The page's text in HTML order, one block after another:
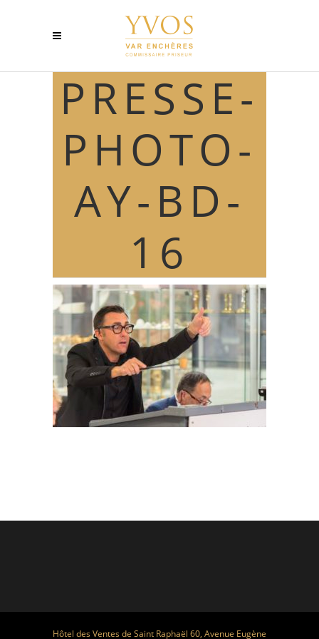
PRESSE-
PHOTO-
AY-BD-
16
PRESSE-PHOTO-AY-BD-16
1 juin 2016
Hôtel des Ventes de Saint Raphaël 60, Avenue Eugène